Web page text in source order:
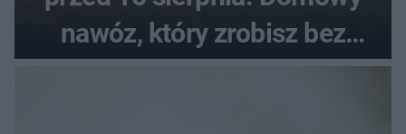
nawóz, który zrobisz bez
wydawania pieniędzy